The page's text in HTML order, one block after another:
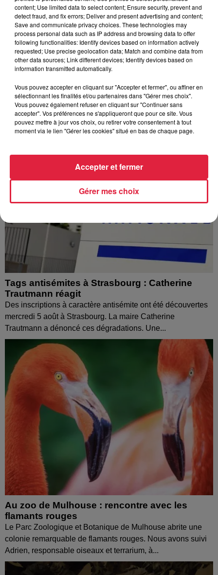
À Hoerdt, de l’eau brune sort des robinets
l’eau brune s’écouler de leurs robinets. Face aux
nombreuses interrogations, la municipalité a pris...
Tags antisémites à Strasbourg : Catherine
Trautmann réagit
Des inscriptions à caractère antisémite ont été découvertes
mercredi 5 août à Strasbourg. La maire Catherine
Trautmann a dénoncé ces dégradations. Une...
Au zoo de Mulhouse : rencontre avec les
flamants rouges
Le Parc Zoologique et Botanique de Mulhouse abrite une
colonie remarquable de flamants rouges. Nous avons suivi
Adrien, responsable oiseaux et terrarium, à...
content; Use limited data to select content; Ensure security, prevent and
detect fraud, and fix errors; Deliver and present advertising and content;
Save and communicate privacy choices. These technologies may
process personal data such as IP address and browsing data to offer
following functionalities: Identify devices based on information actively
requested; Use precise geolocation data; Match and combine data from
other data sources; Link different devices; Identify devices based on
information transmitted automatically.
Vous pouvez accepter en cliquant sur "Accepter et fermer", ou affiner en
sélectionnant les finalités et/ou partenaires dans "Gérer mes choix".
Vous pouvez également refuser en cliquant sur "Continuer sans
accepter". Vos préférences ne s'appliqueront que pour ce site. Vous
pouvez mettre à jour vos choix, ou retirer votre consentement à tout
moment via le lien "Gérer les cookies" situé en bas de chaque page.
Gérer mes choix
Accepter et fermer